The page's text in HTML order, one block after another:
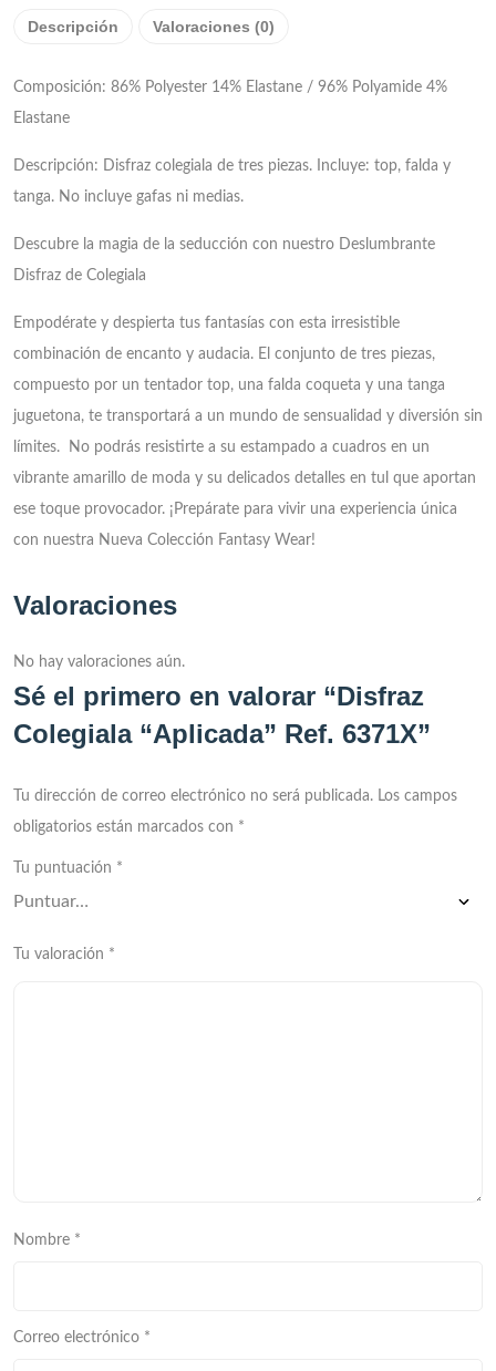
Descripción Valoraciones (0)
Composición: 86% Polyester 14% Elastane / 96% Polyamide 4%
Elastane
Descripción: Disfraz colegiala de tres piezas. Incluye: top, falda y
tanga. No incluye gafas ni medias.
Descubre la magia de la seducción con nuestro Deslumbrante
Disfraz de Colegiala
Empodérate y despierta tus fantasías con esta irresistible
combinación de encanto y audacia. El conjunto de tres piezas,
compuesto por un tentador top, una falda coqueta y una tanga
juguetona, te transportará a un mundo de sensualidad y diversión sin
límites. No podrás resistirte a su estampado a cuadros en un
vibrante amarillo de moda y su delicados detalles en tul que aportan
ese toque provocador. ¡Prepárate para vivir una experiencia única
con nuestra Nueva Colección Fantasy Wear!
Valoraciones
No hay valoraciones aún.
Sé el primero en valorar “Disfraz
Colegiala “Aplicada” Ref. 6371X”
Tu dirección de correo electrónico no será publicada. Los campos
obligatorios están marcados con *
Tu puntuación *
Tu valoración *
Nombre *
Correo electrónico *